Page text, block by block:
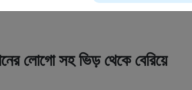
লোগো সহ ভিড় থেকে বেরিয়ে